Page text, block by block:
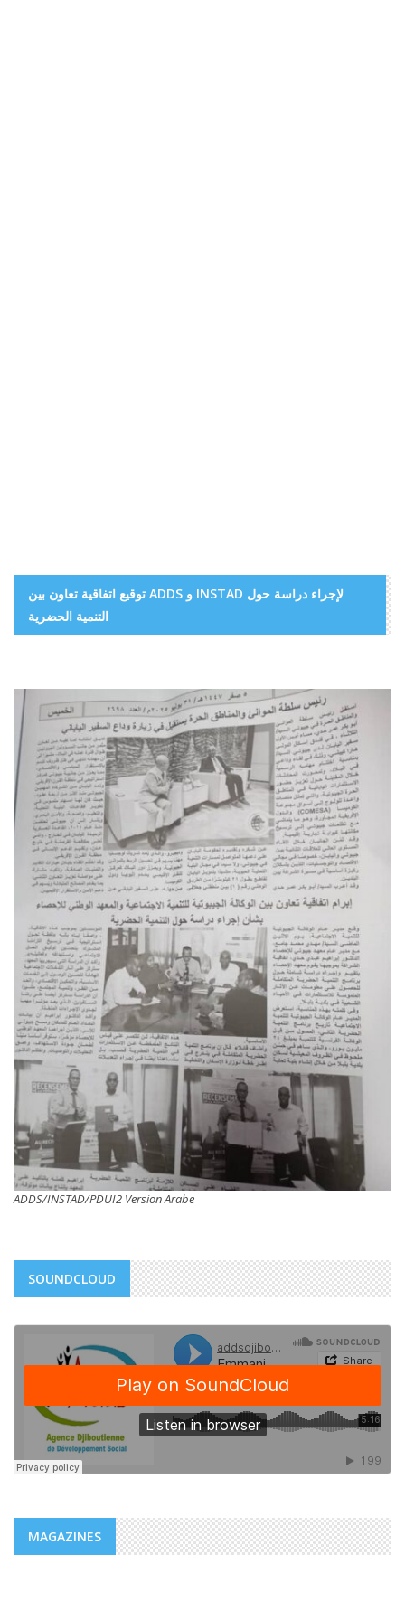
توقيع اتفاقية تعاون بين ADDS و INSTAD لإجراء دراسة حول
التنمية الحضرية
ADDS/INSTAD/PDUI2 Version Arabe
SOUNDCLOUD
MAGAZINES